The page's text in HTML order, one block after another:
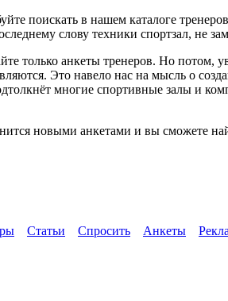
поискать в нашем каталоге
слову техники спортзал, не
только анкеты тренеров. Но
Это навело нас на мысль о
многие спортивные залы и
новыми анкетами и вы сможете
Статьи Спросить Анкеты